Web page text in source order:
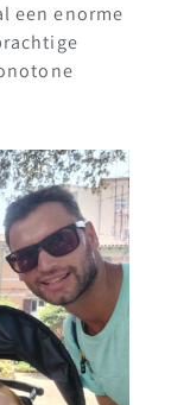
een enorme